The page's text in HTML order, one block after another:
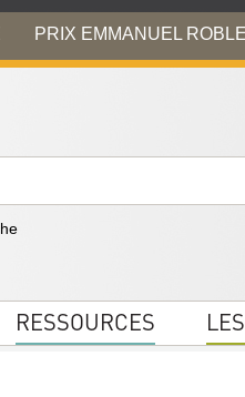
PRIX EMMANUEL
RESSOURCES